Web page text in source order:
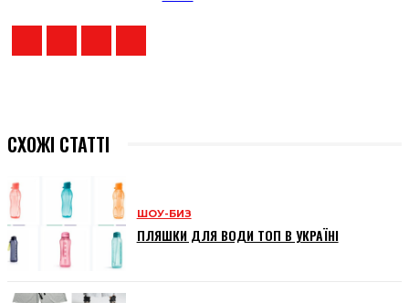
СХОЖІ СТАТТІ
ШОУ-БИЗ
ПЛЯШКИ ДЛЯ ВОДИ ТОП В УКРАЇНІ